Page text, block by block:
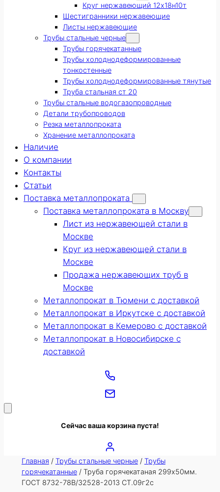
Круг нержавеющий 12х18н10т
Шестигранники нержавеющие
Листы нержавеющие
Трубы стальные черные
Трубы горячекатанные
Трубы холоднодеформированные
тонкостенные
Трубы холоднодеформированные тянутые
Труба стальная ст 20
Трубы стальные водогазопроводные
Детали трубопроводов
Резка металлопроката
Хранение металлопроката
Наличие
О компании
Контакты
Статьи
Поставка металлопроката
Поставка металлопроката в Москву
Лист из нержавеющей стали в
Москве
Круг из нержавеющей стали в
Москве
Продажа нержавеющих труб в
Москве
Металлопрокат в Тюмени с доставкой
Металлопрокат в Иркутске с доставкой
Металлопрокат в Кемерово с доставкой
Металлопрокат в Новосибирске с
доставкой
Сейчас ваша корзина пуста!
Главная / Трубы стальные черные/ Трубы
горячекатанные/ Труба горячекатаная 299х50мм.
ГОСТ 8732-78В/32528-2013 СТ.09г2с